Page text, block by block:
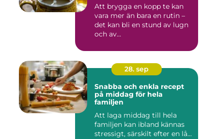
Att brygga en kopp te kan
vara mer än bara en rutin –
det kan bli en stund av lugn
och av...
28. sep
Snabba och enkla recept
på middag för hela
familjen
Att laga middag till hela
familjen kan ibland kännas
stressigt, särskilt efter en lå...